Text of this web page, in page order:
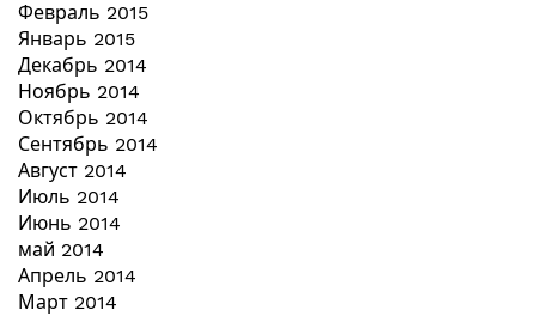
Февраль 2015
Январь 2015
Декабрь 2014
Ноябрь 2014
Октябрь 2014
Сентябрь 2014
Август 2014
Июль 2014
Июнь 2014
май 2014
Апрель 2014
Март 2014